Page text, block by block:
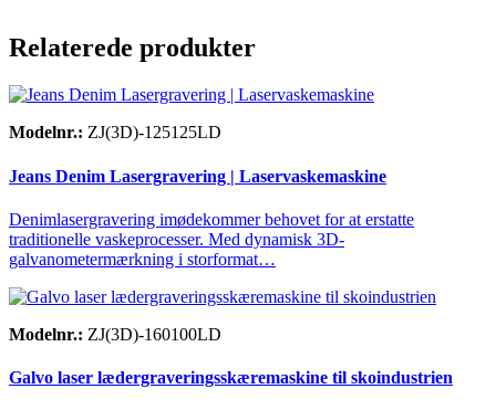
Relaterede produkter
Modelnr.: ZJ(3D)-125125LD
Jeans Denim Lasergravering | Laservaskemaskine
Denimlasergravering imødekommer behovet for at erstatte
traditionelle vaskeprocesser. Med dynamisk 3D-
galvanometermærkning i storformat…
Modelnr.: ZJ(3D)-160100LD
Galvo laser lædergraveringsskæremaskine til skoindustrien